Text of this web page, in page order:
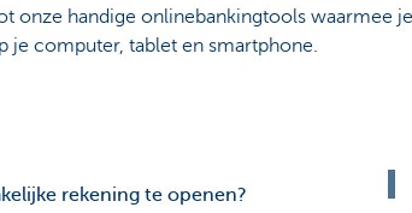
onze handige onlinebankingtools waarmee je
je computer, tablet en smartphone.
rekening te openen?